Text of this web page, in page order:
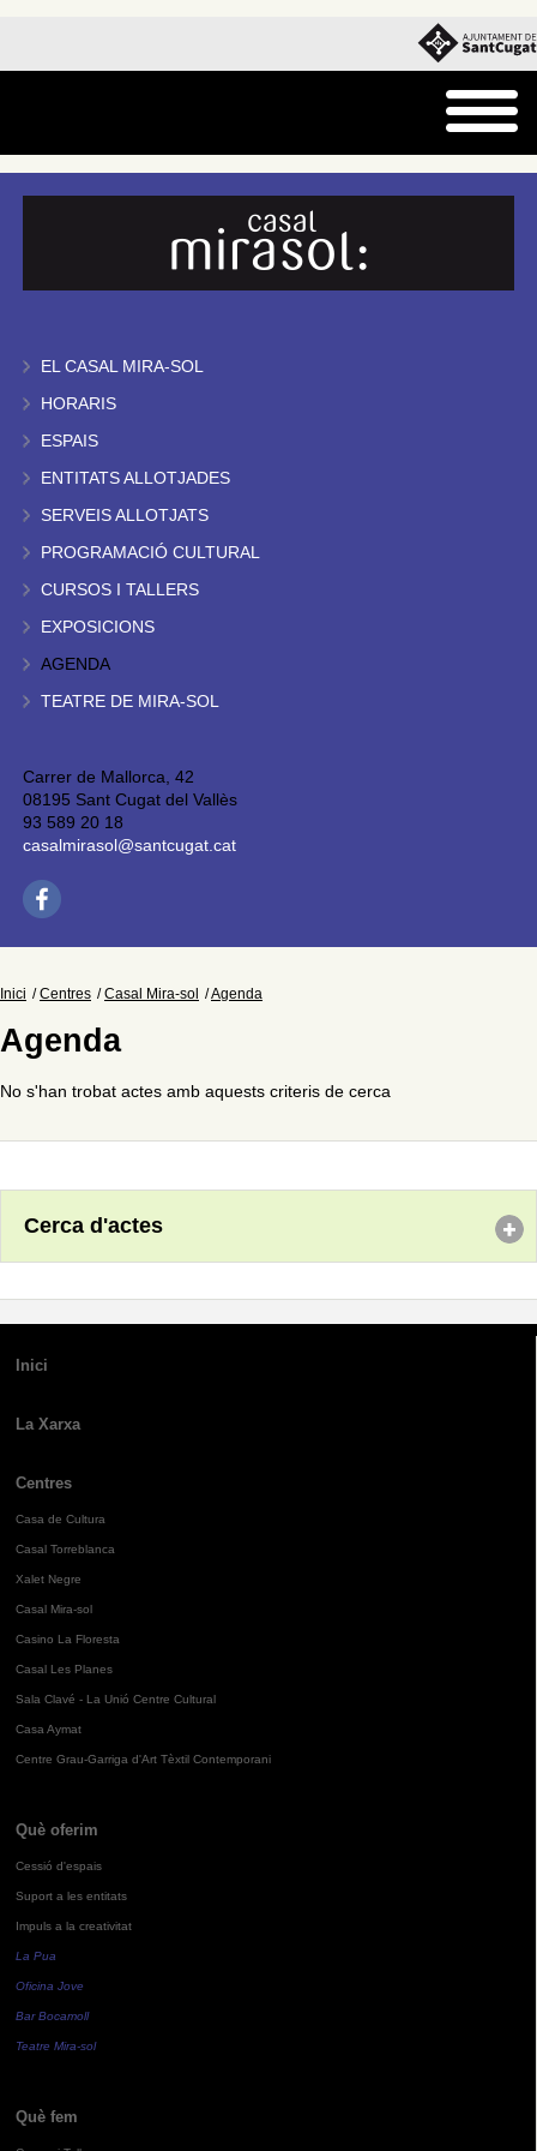
EL CASAL MIRA-SOL
HORARIS
ESPAIS
ENTITATS ALLOTJADES
SERVEIS ALLOTJATS
PROGRAMACIÓ CULTURAL
CURSOS I TALLERS
EXPOSICIONS
AGENDA
TEATRE DE MIRA-SOL
Carrer de Mallorca, 42
08195 Sant Cugat del Vallès
93 589 20 18
casalmirasol@santcugat.cat
Inici Centres Casal Mira-sol Agenda
Agenda
No s'han trobat actes amb aquests criteris de cerca
Cerca d'actes
Inici
La Xarxa
Centres
Casa de Cultura
Casal Torreblanca
Xalet Negre
Casal Mira-sol
Casino La Floresta
Casal Les Planes
Sala Clavé - La Unió Centre Cultural
Casa Aymat
Centre Grau-Garriga d'Art Tèxtil Contemporani
Què oferim
Cessió d'espais
Suport a les entitats
Impuls a la creativitat
La Pua
Oficina Jove
Bar Bocamoll
Teatre Mira-sol
Què fem